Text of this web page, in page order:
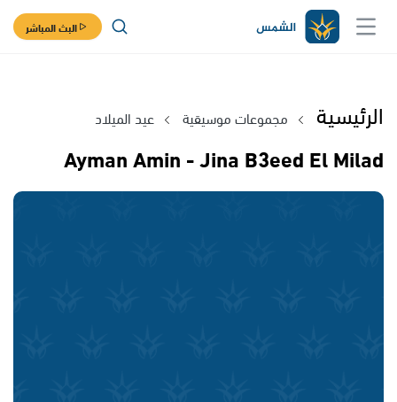
البث المباشر
الرئيسية مجموعات موسيقية عيد الميلاد
Ayman Amin - Jina B3eed El Milad